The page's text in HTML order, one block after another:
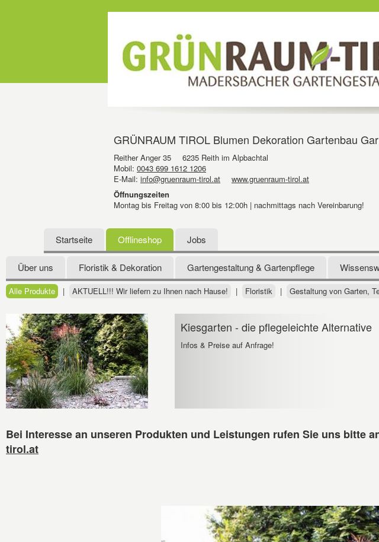
GRÜNRAUM TIROL Blumen Dekoration Gartenbau
Reither Anger 35
6235 Reith im Alpbachtal
Mobil: 0043 699 1612 1206
E-Mail: info@gruenraum-tirol.at
www.gruenraum-tirol.at
Öffnungszeiten
Montag bis Freitag von 8:00 bis 12:00h | nachmittags nach Vereinbarung!
Startseite Offlineshop Jobs
Über uns Floristik & Dekoration Gartengestaltung & Gartenpflege
Alle Produkte | AKTUELL!!! Wir liefern zu Ihnen nach Hause! | Floristik | Gestaltung von Garten,
Kiesgarten - die pflegeleichte Alternative
Infos & Preise auf Anfrage!
Bei Interesse an unseren Produkten und Leistungen rufen Sie uns bitte
tirol.at